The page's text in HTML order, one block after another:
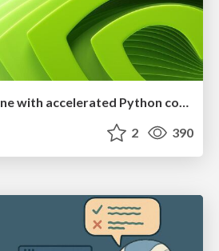
Getting science done with accelerated Python computing platforms
2 390